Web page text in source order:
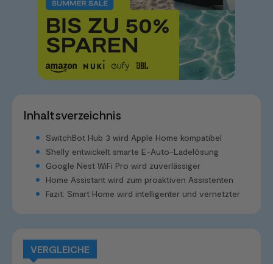
Inhaltsverzeichnis
SwitchBot Hub 3 wird Apple Home kompatibel
Shelly entwickelt smarte E-Auto-Ladelösung
Google Nest WiFi Pro wird zuverlässiger
Home Assistant wird zum proaktiven Assistenten
Fazit: Smart Home wird intelligenter und vernetzter
VERGLEICHE